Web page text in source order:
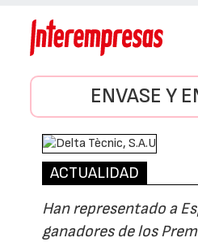
ENVASE Y
ACTUALIDAD
Han representado a
ganadores de los